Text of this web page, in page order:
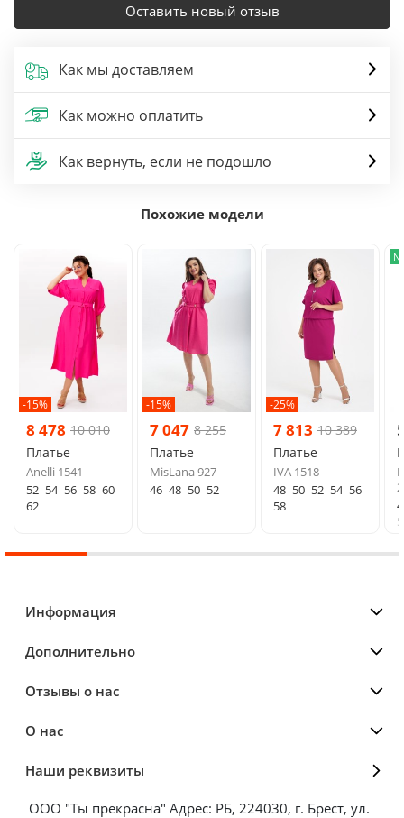
Оставить новый отзыв
Как мы доставляем
Как можно оплатить
Как вернуть, если не подошло
Похожие модели
-15%
8 478 10 010
Платье
Anelli 1541
52 54 56 58 60
62
-15%
7 047 8 255
Платье
MisLana 927
46 48 50 52
-25%
7 813 10 389
Платье
IVA 1518
48 50 52 54 56
58
Информация
Дополнительно
Отзывы о нас
О нас
Наши реквизиты
ООО "Ты прекрасна" Адрес: РБ, 224030, г. Брест, ул.